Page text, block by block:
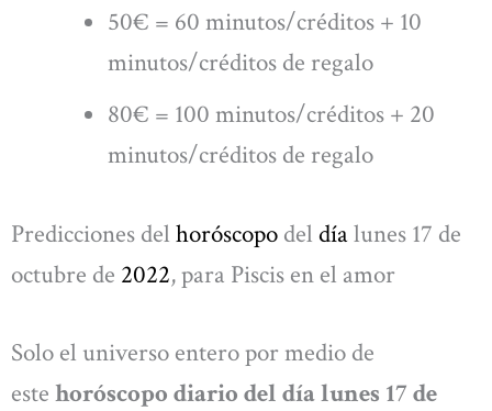
50€ = 60 minutos/créditos + 10
minutos/créditos de regalo
80€ = 100 minutos/créditos + 20
minutos/créditos de regalo
Predicciones del horóscopo del díalunes 17 de
octubre de 2022, para Piscis en el amor
Solo el universo entero por medio de
este horóscopo diario del día lunes 17 de